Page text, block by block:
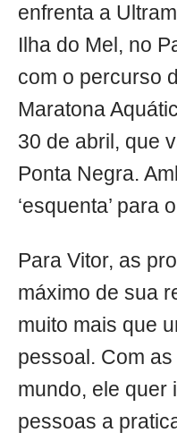
enfrenta a
Ilha do Mel, no
com o percurso
Maratona
30 de abril, que
Ponta Negra.
‘esquenta’ para
Para Vitor, as
máximo de sua
muito mais que
pessoal. Com
mundo, ele quer
pessoas a